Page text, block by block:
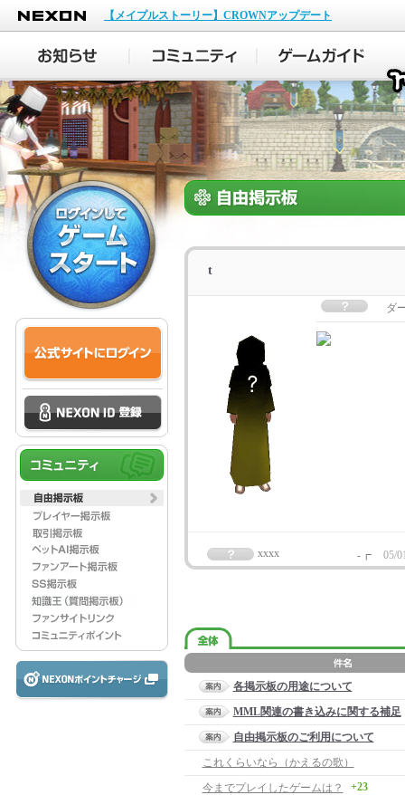
NEXON
【メイプルストーリー】CROWNアップデート
t
ダ
xxxx -┏ 05/
各掲示板の用途について
MML関連の書き込みに関する補足
自由掲示板のご利用について
これくらいなら（かえるの歌）
今までプレイしたゲームは？
+23